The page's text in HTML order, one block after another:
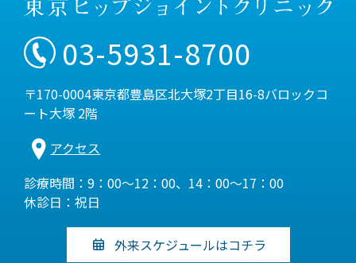
03-5931-8700
〒170-0004東京都豊島区北大塚2丁目16-8バロックコ
ート大塚 2階
アクセス
診療時間：9：00～12：00、14：00～17：00
休診日：祝日
外来スケジュールはコチラ